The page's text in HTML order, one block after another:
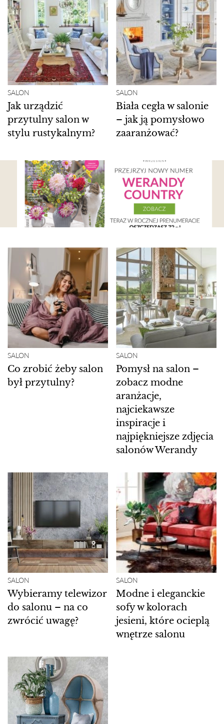
SALON
Jak urządzić
przytulny salon w
stylu rustykalnym?
SALON
Biała cegła w salonie
– jak ją pomysłowo
zaaranżować?
SALON
Co zrobić żeby salon
był przytulny?
SALON
Pomysł na salon –
zobacz modne
aranżacje,
najciekawsze
inspiracje i
najpiękniejsze zdjęcia
salonów Werandy
SALON
Wybieramy telewizor
do salonu – na co
zwrócić uwagę?
SALON
Modne i eleganckie
sofy w kolorach
jesieni, które ocieplą
wnętrze salonu